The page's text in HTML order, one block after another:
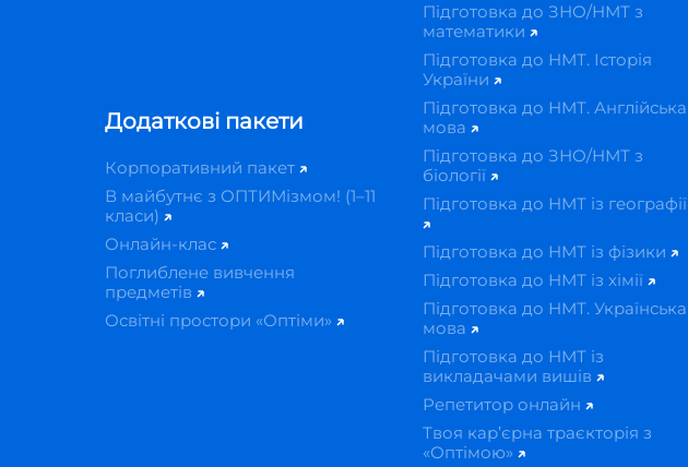
Додаткові пакети
Корпоративний пакет
В майбутнє з ОПТИМізмом! (1–11
класи)
Онлайн-клас
Поглиблене вивчення
предметів
Освітні простори «Оптіми»
Підготовка до ЗНО/НМТ з
математики
Підготовка до НМТ. Історія
України
Підготовка до НМТ. Англійська
мова
Підготовка до ЗНО/НМТ з
біології
Підготовка до НМТ із географії
Підготовка до НМТ із фізики
Підготовка до НМТ із хімії
Підготовка до НМТ. Українська
мова
Підготовка до НМТ із
викладачами вишів
Репетитор онлайн
Твоя кар’єрна траєкторія з
«Оптімою»